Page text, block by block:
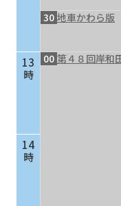
13
時
14
時
30 地車かわら版
00 第４８回岸和